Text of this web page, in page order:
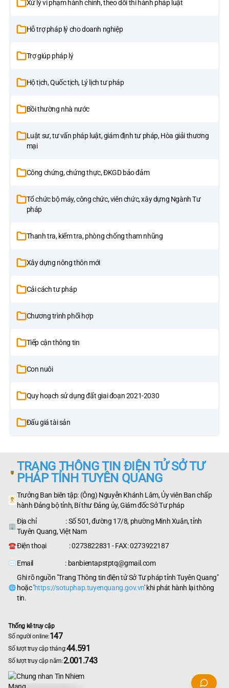
Xử lý vi phạm hành chính, theo dõi thi hành pháp luật
Hỗ trợ pháp lý cho doanh nghiệp
Trợ giúp pháp lý
Hộ tịch, Quốc tịch, Lý lịch tư pháp
Bồi thường nhà nước
Luật sư, tư vấn pháp luật, giám định tư pháp, Hòa giải thương
mại
Công chứng, chứng thực, ĐKGD bảo đảm
Tổ chức bộ máy, công chức, viên chức, xây dựng Ngành Tư
pháp
Thanh tra, kiểm tra, phòng chống tham nhũng
Xây dựng nông thôn mới
Cải cách tư pháp
Chương trình phối hợp
Tiếp cận thông tin
Con nuôi
Quy hoạch sử dụng đất giai đoạn 2021-2030
Đấu giá tài sản
TRANG THÔNG TIN ĐIỆN TỬ SỞ TƯ
PHÁP TỈNH TUYÊN QUANG
Trưởng Ban biên tập: (Ông) Nguyễn Khánh Lâm, Ủy viên Ban chấp
hành Đảng bộ tỉnh, Bí thư Đảng ủy, Giám đốc Sở Tư pháp
Địa chỉ : Số 501, đường 17/8, phường Minh Xuân, tỉnh
Tuyên Quang, Việt Nam
Điện thoại : 0273822831 - FAX: 0273922187
Email : banbientapstptq@gmail.com
Ghi rõ nguồn "Trang Thông tin điện tử Sở Tư pháp tỉnh Tuyên Quang"
hoặc 'https://sotuphap.tuyenquang.gov.vn' khi phát hành lại thông
tin.
Thống kê truy cập
Số người online:147
Số lượt truy cập tháng:44.591
Số lượt truy cập năm:2.001.743